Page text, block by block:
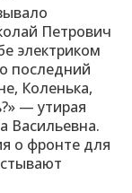
Петрович
электриком
последний
Коленька,
— утирая
Васильевна.
о фронте для